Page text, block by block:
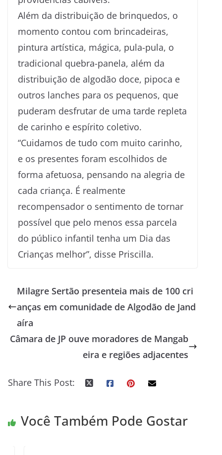
Além da distribuição de brinquedos, o
momento contou com brincadeiras,
pintura artística, mágica, pula-pula, o
tradicional quebra-panela, além da
distribuição de algodão doce, pipoca e
outros lanches para os pequenos, que
puderam desfrutar de uma tarde repleta
de carinho e espírito coletivo.
“Cuidamos de tudo com muito carinho,
e os presentes foram escolhidos de
forma afetuosa, pensando na alegria de
cada criança. É realmente
recompensador o sentimento de tornar
possível que pelo menos essa parcela
do público infantil tenha um Dia das
Crianças melhor”, disse Priscilla.
Milagre Sertão presenteia mais de 100 cri
anças em comunidade de Algodão de Jand
aíra
Câmara de JP ouve moradores de Mangab
eira e regiões adjacentes
Share This Post:
Você Também Pode Gostar